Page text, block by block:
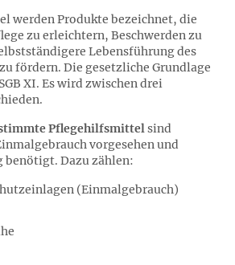
werden Produkte bezeichnet, die
zu erleichtern, Beschwerden zu
Lebensführung des
fördern. Die gesetzliche Grundlage
XI. Es wird zwischen drei
Pflegehilfsmittelsind
vorgesehen und
benötigt. Dazu zählen:
(Einmalgebrauch)